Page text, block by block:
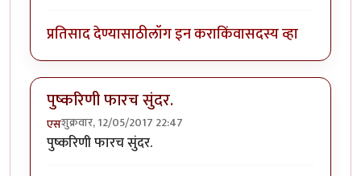
प्रतिसाद देण्यासाठीलॉग इन कराकिंवासदस्य व्हा
पुष्करिणी फारच सुंदर.
एसशुक्रवार, 12/05/2017 22:47
पुष्करिणी फारच सुंदर.